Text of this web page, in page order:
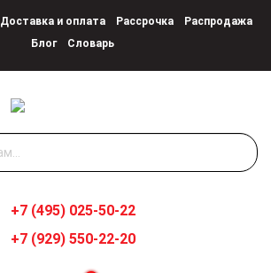
Доставка и оплата Рассрочка
Распродажа
Блог
Словарь
+7 (495) 025-50-22
+7 (929) 550-22-20